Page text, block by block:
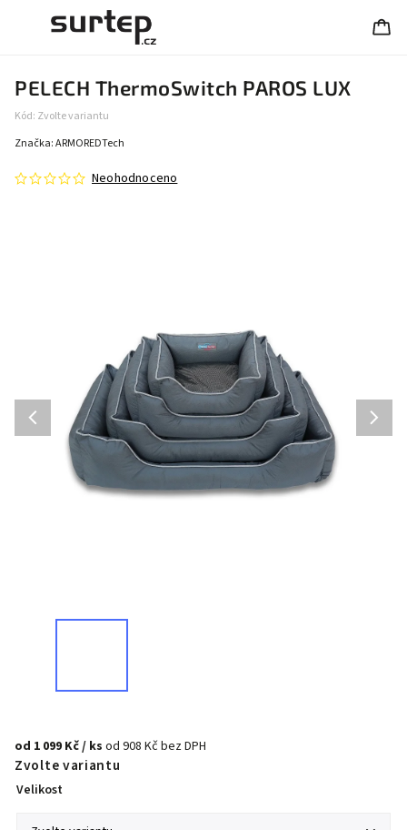
PELECH ThermoSwitch PAROS LUX
Kód: Zvolte variantu
Neohodnoceno
Značka:ARMOREDTech
od 1 099 Kč/ ks od 908 Kčbez DPH
Zvolte variantu
Velikost